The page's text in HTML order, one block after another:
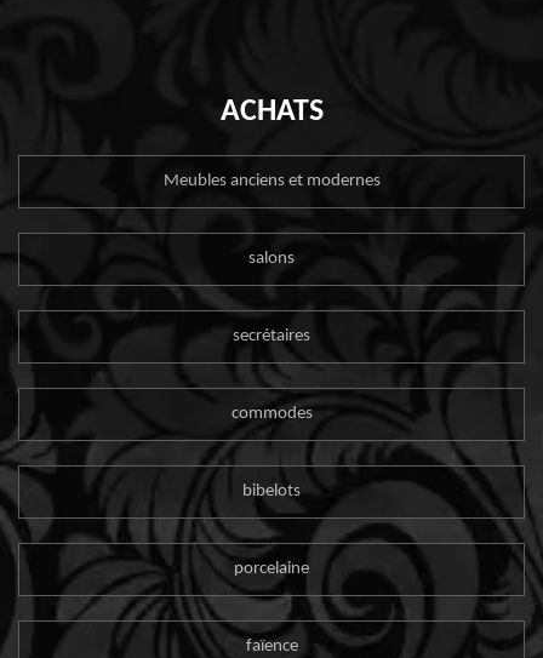
ACHATS
Meubles anciens et modernes
salons
secrétaires
commodes
bibelots
porcelaine
faïence